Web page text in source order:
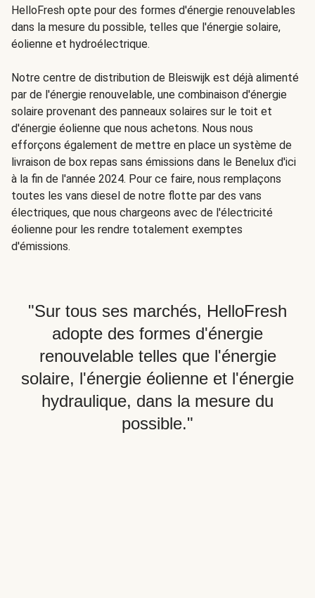
HelloFresh opte pour des formes d'énergie renouvelables
dans la mesure du possible, telles que l'énergie solaire,
éolienne et hydroélectrique.
Notre centre de distribution de Bleiswijk est déjà alimenté
par de l'énergie renouvelable, une combinaison d'énergie
solaire provenant des panneaux solaires sur le toit et
d'énergie éolienne que nous achetons. Nous nous
efforçons également de mettre en place un système de
livraison de box repas sans émissions dans le Benelux d'ici
à la fin de l'année 2024. Pour ce faire, nous remplaçons
toutes les vans diesel de notre flotte par des vans
électriques, que nous chargeons avec de l'électricité
éolienne pour les rendre totalement exemptes
d'émissions.
"Sur tous ses marchés, HelloFresh
adopte des formes d'énergie
renouvelable telles que l'énergie
solaire, l'énergie éolienne et l'énergie
hydraulique, dans la mesure du
possible."